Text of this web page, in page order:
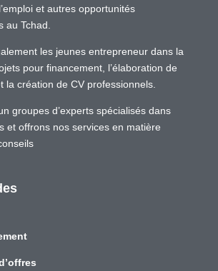
et autres opportunités
au Tchad.
les jeunes entrepreneur dans la
pour financement, l’élaboration de
la création de CV professionnels.
groupes d’experts spécialisés dans
et offrons nos services en matière